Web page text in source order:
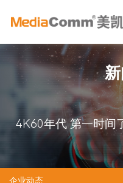
4K60年代 第一时间
企业动态